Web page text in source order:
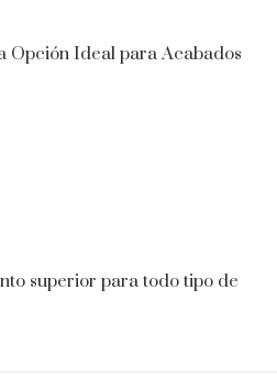
Opción Ideal para Acabados
superior para todo tipo de